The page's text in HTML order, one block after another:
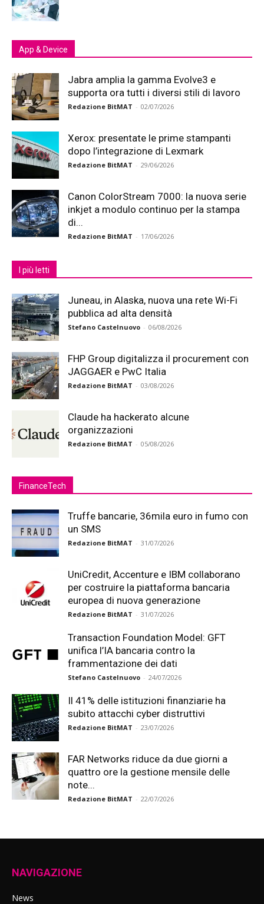
App & Device
Jabra amplia la gamma Evolve3 e
supporta ora tutti i diversi stili di lavoro
Redazione BitMAT - 02/07/2026
Xerox: presentate le prime stampanti
dopo l’integrazione di Lexmark
Redazione BitMAT - 29/06/2026
Canon ColorStream 7000: la nuova serie
inkjet a modulo continuo per la stampa
di...
Redazione BitMAT - 17/06/2026
I più letti
Juneau, in Alaska, nuova una rete Wi-Fi
pubblica ad alta densità
Stefano Castelnuovo - 06/08/2026
FHP Group digitalizza il procurement con
JAGGAER e PwC Italia
Redazione BitMAT - 03/08/2026
Claude ha hackerato alcune
organizzazioni
Redazione BitMAT - 05/08/2026
FinanceTech
Truffe bancarie, 36mila euro in fumo con
un SMS
Redazione BitMAT - 31/07/2026
UniCredit, Accenture e IBM collaborano
per costruire la piattaforma bancaria
europea di nuova generazione
Redazione BitMAT - 31/07/2026
Transaction Foundation Model: GFT
unifica l’IA bancaria contro la
frammentazione dei dati
Stefano Castelnuovo - 24/07/2026
Il 41% delle istituzioni finanziarie ha
subito attacchi cyber distruttivi
Redazione BitMAT - 23/07/2026
FAR Networks riduce da due giorni a
quattro ore la gestione mensile delle
note...
Redazione BitMAT - 22/07/2026
NAVIGAZIONE
News